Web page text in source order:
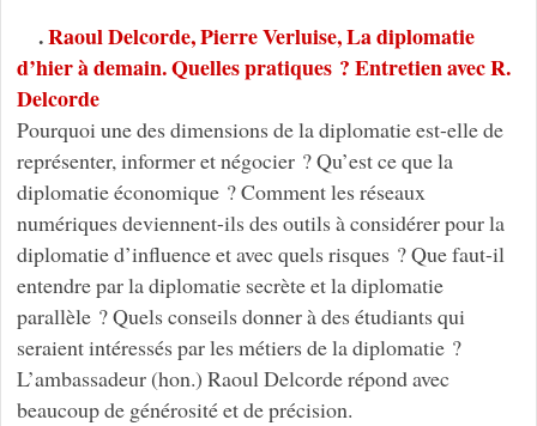
.Raoul Delcorde, Pierre Verluise, La diplomatie
d’hier à demain. Quelles pratiques ? Entretien avec R.
Delcorde
Pourquoi une des dimensions de la diplomatie est-elle de
représenter, informer et négocier ? Qu’est ce que la
diplomatie économique ? Comment les réseaux
numériques deviennent-ils des outils à considérer pour la
diplomatie d’influence et avec quels risques ? Que faut-il
entendre par la diplomatie secrète et la diplomatie
parallèle ? Quels conseils donner à des étudiants qui
seraient intéressés par les métiers de la diplomatie ?
L’ambassadeur (hon.) Raoul Delcorde répond avec
beaucoup de générosité et de précision.